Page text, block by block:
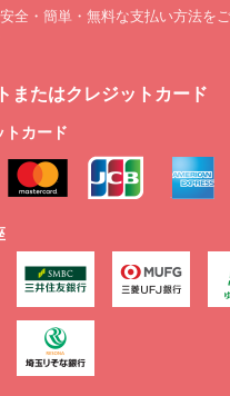
全・簡単・無料な支払い方法をご
またはクレジットカード
トカード